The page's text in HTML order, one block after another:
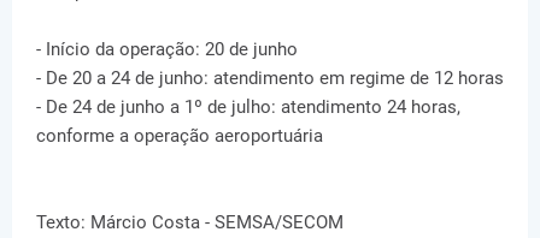
- Início da operação: 20 de junho
- De 20 a 24 de junho: atendimento em regime de 12 horas
- De 24 de junho a 1º de julho: atendimento 24 horas,
conforme a operação aeroportuária
Texto: Márcio Costa - SEMSA/SECOM